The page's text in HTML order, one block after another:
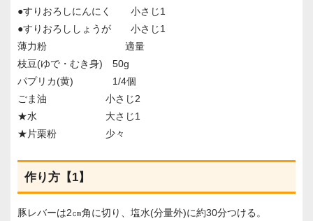
●すりおろしにんにく 小さじ1
●すりおろししょうが 小さじ1
薄力粉 適量
枝豆(ゆで・むき身) 50g
パプリカ(黄) 1/4個
ごま油 小さじ2
★水 大さじ1
★片栗粉 少々
作り方【1】
豚レバーは2㎝角に切り、塩水(分量外)に約30分つける。